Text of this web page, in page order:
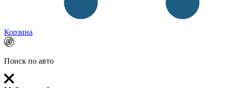
Корзина
Поиск по авто